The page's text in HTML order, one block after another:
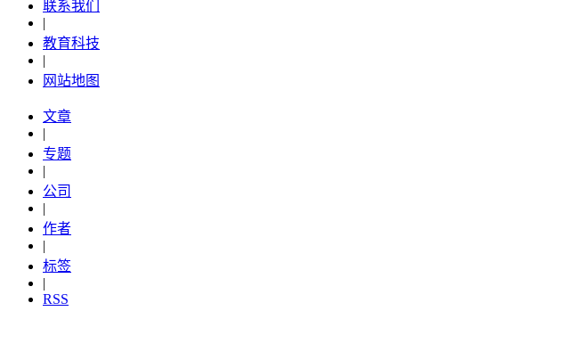
联系我们
|
教育科技
|
网站地图
文章
|
专题
|
公司
|
作者
|
标签
|
RSS